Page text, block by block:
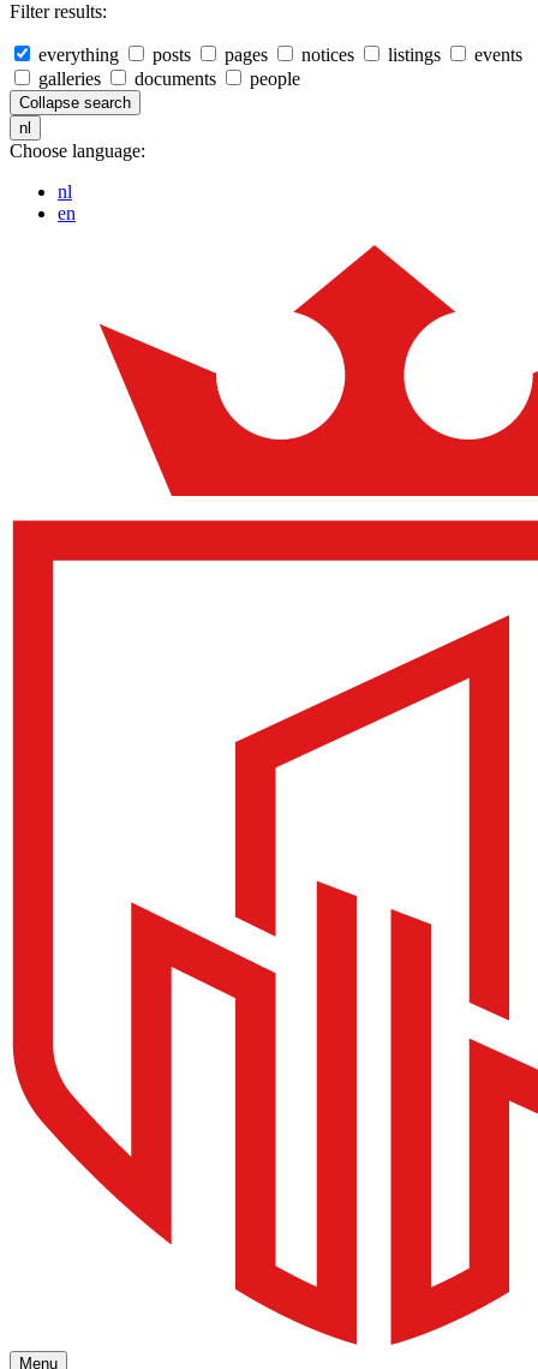
Filter results:
everything posts pages notices listings
events
galleries
documents people
Collapse search
nl
Choose language:
nl
en
Menu